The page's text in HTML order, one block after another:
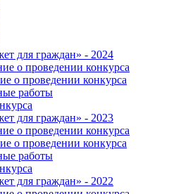
для граждан» - 2024
о проведении конкурса
о проведении конкурса
работы
для граждан» - 2023
о проведении конкурса
о проведении конкурса
работы
для граждан» - 2022